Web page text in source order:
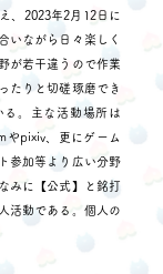
、2023年2月12日に
いながら日々楽しく
が若干違うので作業
たりと切磋琢磨でき
る。主な活動場所は
やpixiv、更にゲーム
参加等より広い分野
みに【公式】と銘打
活動である。個人の